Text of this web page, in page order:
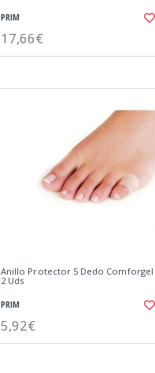
PRIM
17,66€
Anillo Protector 5 Dedo Comforgel
2 Uds
PRIM
5,92€